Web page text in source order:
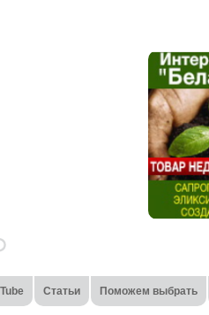
Статьи Поможем выбрать